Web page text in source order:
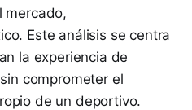
mercado,
Este análisis se centra
la experiencia de
comprometer el
de un deportivo.